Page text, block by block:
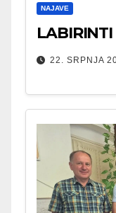
NAJAVE
22. SRPNJA